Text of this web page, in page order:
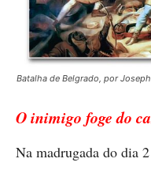
Batalha de Belgrado, por
O inimigo foge do
Na madrugada do dia